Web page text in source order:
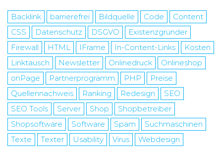
Backlink barrierefrei Bildquelle Code
Content
CSS
Datenschutz DSGVO
Existenzgründer
Firewall
HTML IFrame In-Content-Links
Kosten
Linktausch
Newsletter Onlinedruck
Onlineshop
onPage
Partnerprogramm PHP
Preise
Quellennachweis
Ranking Redesign
SEO
SEO Tools
Server Shop
Shopbetreiber
Shopsoftware
Software Spam
Suchmaschinen
Texte
Texter Usability Virus
Webdesign